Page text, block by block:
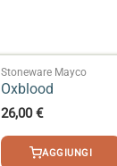
Opaco
Stoneware Mayco
Oxblood
26,00€
AGGIUNGI